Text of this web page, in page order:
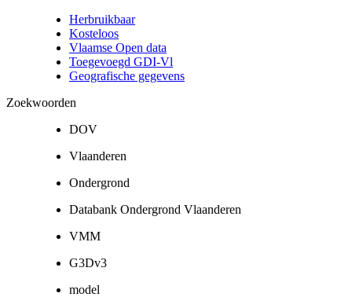
Herbruikbaar
Kosteloos
Vlaamse Open data
Toegevoegd GDI-Vl
Geografische gegevens
Zoekwoorden
DOV
Vlaanderen
Ondergrond
Databank Ondergrond Vlaanderen
VMM
G3Dv3
model